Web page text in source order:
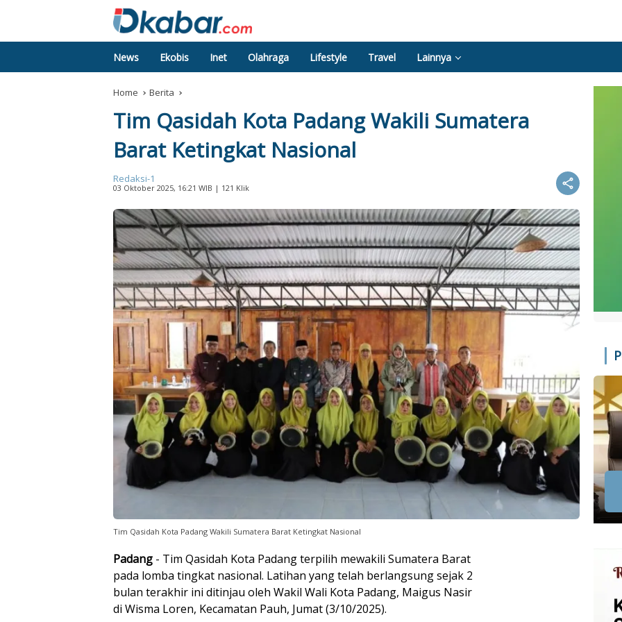
News Ekobis Inet Olahraga Lifestyle Travel Lainnya
Home Berita
Tim Qasidah Kota Padang Wakili Sumatera
Barat Ketingkat Nasional
Redaksi-1
03 Oktober 2025, 16:21 WIB | 121 Klik
Tim Qasidah Kota Padang Wakili Sumatera Barat Ketingkat Nasional
Padang - Tim Qasidah Kota Padang terpilih mewakili Sumatera Barat
pada lomba tingkat nasional. Latihan yang telah berlangsung sejak 2
bulan terakhir ini ditinjau oleh Wakil Wali Kota Padang, Maigus Nasir
di Wisma Loren, Kecamatan Pauh, Jumat (3/10/2025).